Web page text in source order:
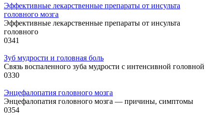
Эффективные лекарственные препараты от инсульта
головного мозга
Эффективные лекарственные препараты от инсульта
головного
0341
Зуб мудрости и головная боль
Связь воспаленного зуба мудрости с интенсивной головной
0330
Энцефалопатия головного мозга
Энцефалопатия головного мозга — причины, симптомы
0354